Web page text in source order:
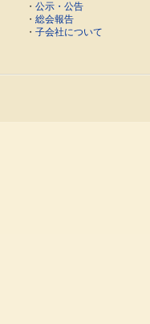
・ 公示・公告
・ 総会報告
・ 子会社について